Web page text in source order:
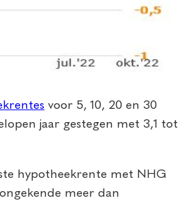
voor 5, 10, 20 en 30
jaar gestegen met 3,1 tot
hypotheekrente met NHG
meer dan